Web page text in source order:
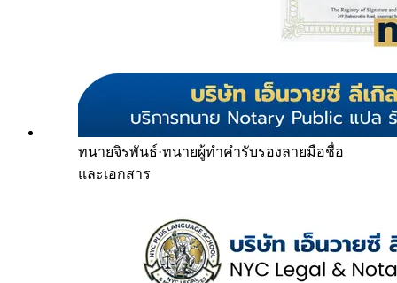
ทนายจิรพันธ์·ทนายผู้ทำคำรับรองลายมือชื่อ
และเอกสาร